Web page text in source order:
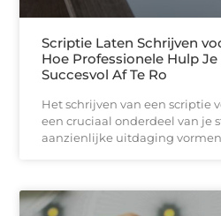
Scriptie Laten Schrijven
Hoe Professionele Hulp
Succesvol Af Te Ro
Het schrijven van een scriptie
een cruciaal onderdeel van je
aanzienlijke uitdaging